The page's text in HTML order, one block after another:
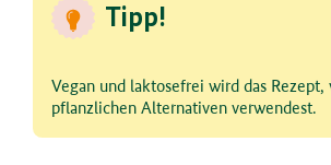
Tipp!
Vegan und laktosefrei wird das Rezept,
pflanzlichen Alternativen verwendest.